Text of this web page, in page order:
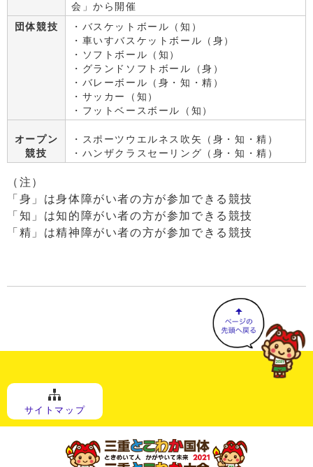
会」から開催
団体競技
・バスケットボール（知）
・車いすバスケットボール（身）
・ソフトボール（知）
・グランドソフトボール（身）
・バレーボール（身・知・精）
・サッカー（知）
・フットベースボール（知）
オープン
競技
・スポーツウエルネス吹矢（身・知・精）
・ハンザクラスセーリング（身・知・精）
（注）
「身」は身体障がい者の方が参加できる競技
「知」は知的障がい者の方が参加できる競技
「精」は精神障がい者の方が参加できる競技
サイトマップ